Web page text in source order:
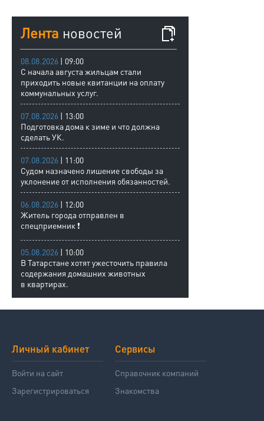
Лента новостей
08.08.2026 | 09:00
С начала августа жильцам стали
приходить новые квитанции на оплату
коммунальных услуг.
07.08.2026 | 13:00
Подготовка дома к зиме и что должна
сделать УК.
07.08.2026 | 11:00
Судом назначено лишение свободы за
уклонение от исполнения обязанностей.
06.08.2026 | 12:00
Житель города отправлен в
спецприемник ❗
05.08.2026 | 10:00
В Татарстане хотят ужесточить правила
содержания домашних животных
в квартирах.
Личный кабинет
Войти на сайт
Зарегистрироваться
Сервисы
Справочник компаний
Знакомства